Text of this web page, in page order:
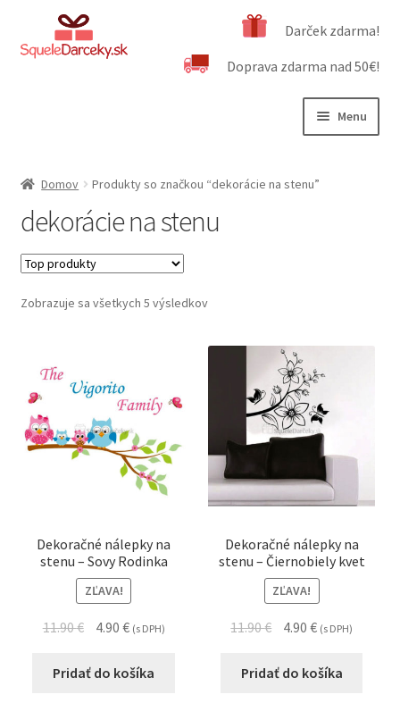
Preskočiť
na
Preskočiť
na
Darček zdarma!
Doprava zdarma nad 50€!
Menu
Dôležité informácie
Obchodné podmienky
Kontakt
Domov Produkty so značkou “dekorácie na stenu”
dekorácie na stenu
Zobrazuje sa všetkych 5 výsledkov
Dekoračné nálepky na
stenu – Sovy Rodinka
ZĽAVA!
11.90€ 4.90 € (s DPH)
Pridať do košíka
Dekoračné nálepky na
stenu – Čiernobiely kvet
ZĽAVA!
11.90€ 4.90€ (s DPH)
Pridať do košíka